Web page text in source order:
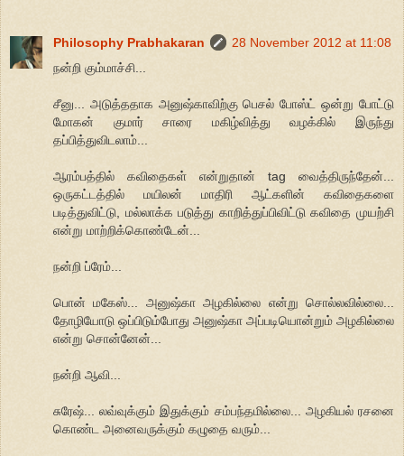
Philosophy Prabhakaran
28 November 2012 at 11:08
நன்றி கும்மாச்சி...
சீனு... அடுத்ததாக அனுஷ்காவிற்கு பெசல் போஸ்ட் ஒன்று போட்டு
மோகன் குமார் சாரை மகிழ்வித்து வழக்கில் இருந்து
தப்பித்துவிடலாம்...
ஆரம்பத்தில் கவிதைகள் என்றுதான் tag வைத்திருந்தேன்...
ஒருகட்டத்தில் மயிலன் மாதிரி ஆட்களின் கவிதைகளை
படித்துவிட்டு, மல்லாக்க படுத்து காறித்துப்பிவிட்டு கவிதை முயற்சி
என்று மாற்றிக்கொண்டேன்...
நன்றி ப்ரேம்...
பொன் மகேஸ்... அனுஷ்கா அழகில்லை என்று சொல்லவில்லை...
தோழியோடு ஒப்பிடும்போது அனுஷ்கா அப்படியொன்றும் அழகில்லை
என்று சொன்னேன்...
நன்றி ஆவி...
சுரேஷ்... லவ்வுக்கும் இதுக்கும் சம்பந்தமில்லை... அழகியல் ரசனை
கொண்ட அனைவருக்கும் கழுதை வரும்...